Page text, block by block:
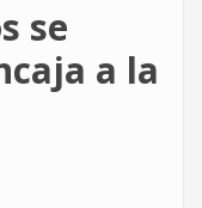
se
a la